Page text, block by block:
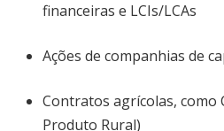
financeiras e LCIs/LCAs
Ações de companhias de
Contratos agrícolas, como
Produto Rural)